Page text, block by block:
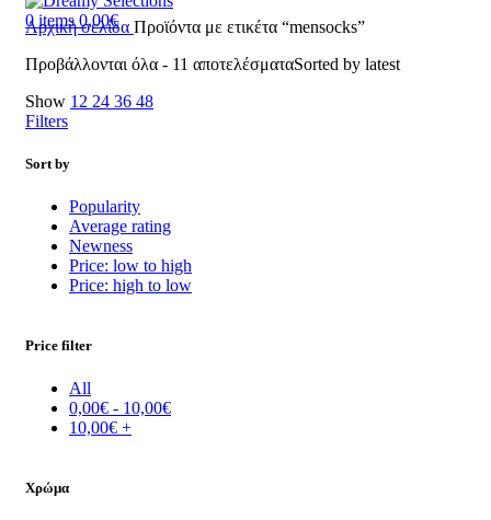
0 items 0,00€
Αρχική σελίδα Προϊόντα με ετικέτα “mensocks”
Προβάλλονται όλα - 11 αποτελέσματαSorted by latest
Show 12 24 36 48
Filters
Sort by
Popularity
Average rating
Newness
Price: low to high
Price: high to low
Price filter
All
0,00€ - 10,00€
10,00€ +
Χρώμα